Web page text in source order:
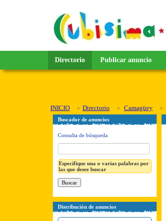
Directorio Publicar anuncio
INICIO Directorio Camagüey
Buscador de anuncios
Consulta de búsqueda
Especifique una o varias palabras por
las que desee buscar
Distribución de anuncios